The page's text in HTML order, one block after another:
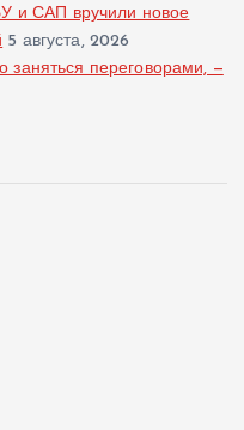
и САП вручили новое
5 августа, 2026
переговорами, —